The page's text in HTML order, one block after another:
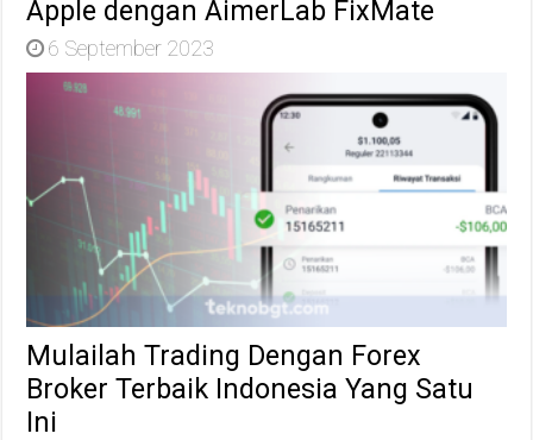
Apple dengan AimerLab FixMate
6 September 2023
Mulailah Trading Dengan Forex
Broker Terbaik Indonesia Yang Satu
Ini